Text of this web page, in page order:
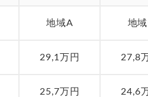
地域A 地
29,1万円 27,8
25,7万円 24,6